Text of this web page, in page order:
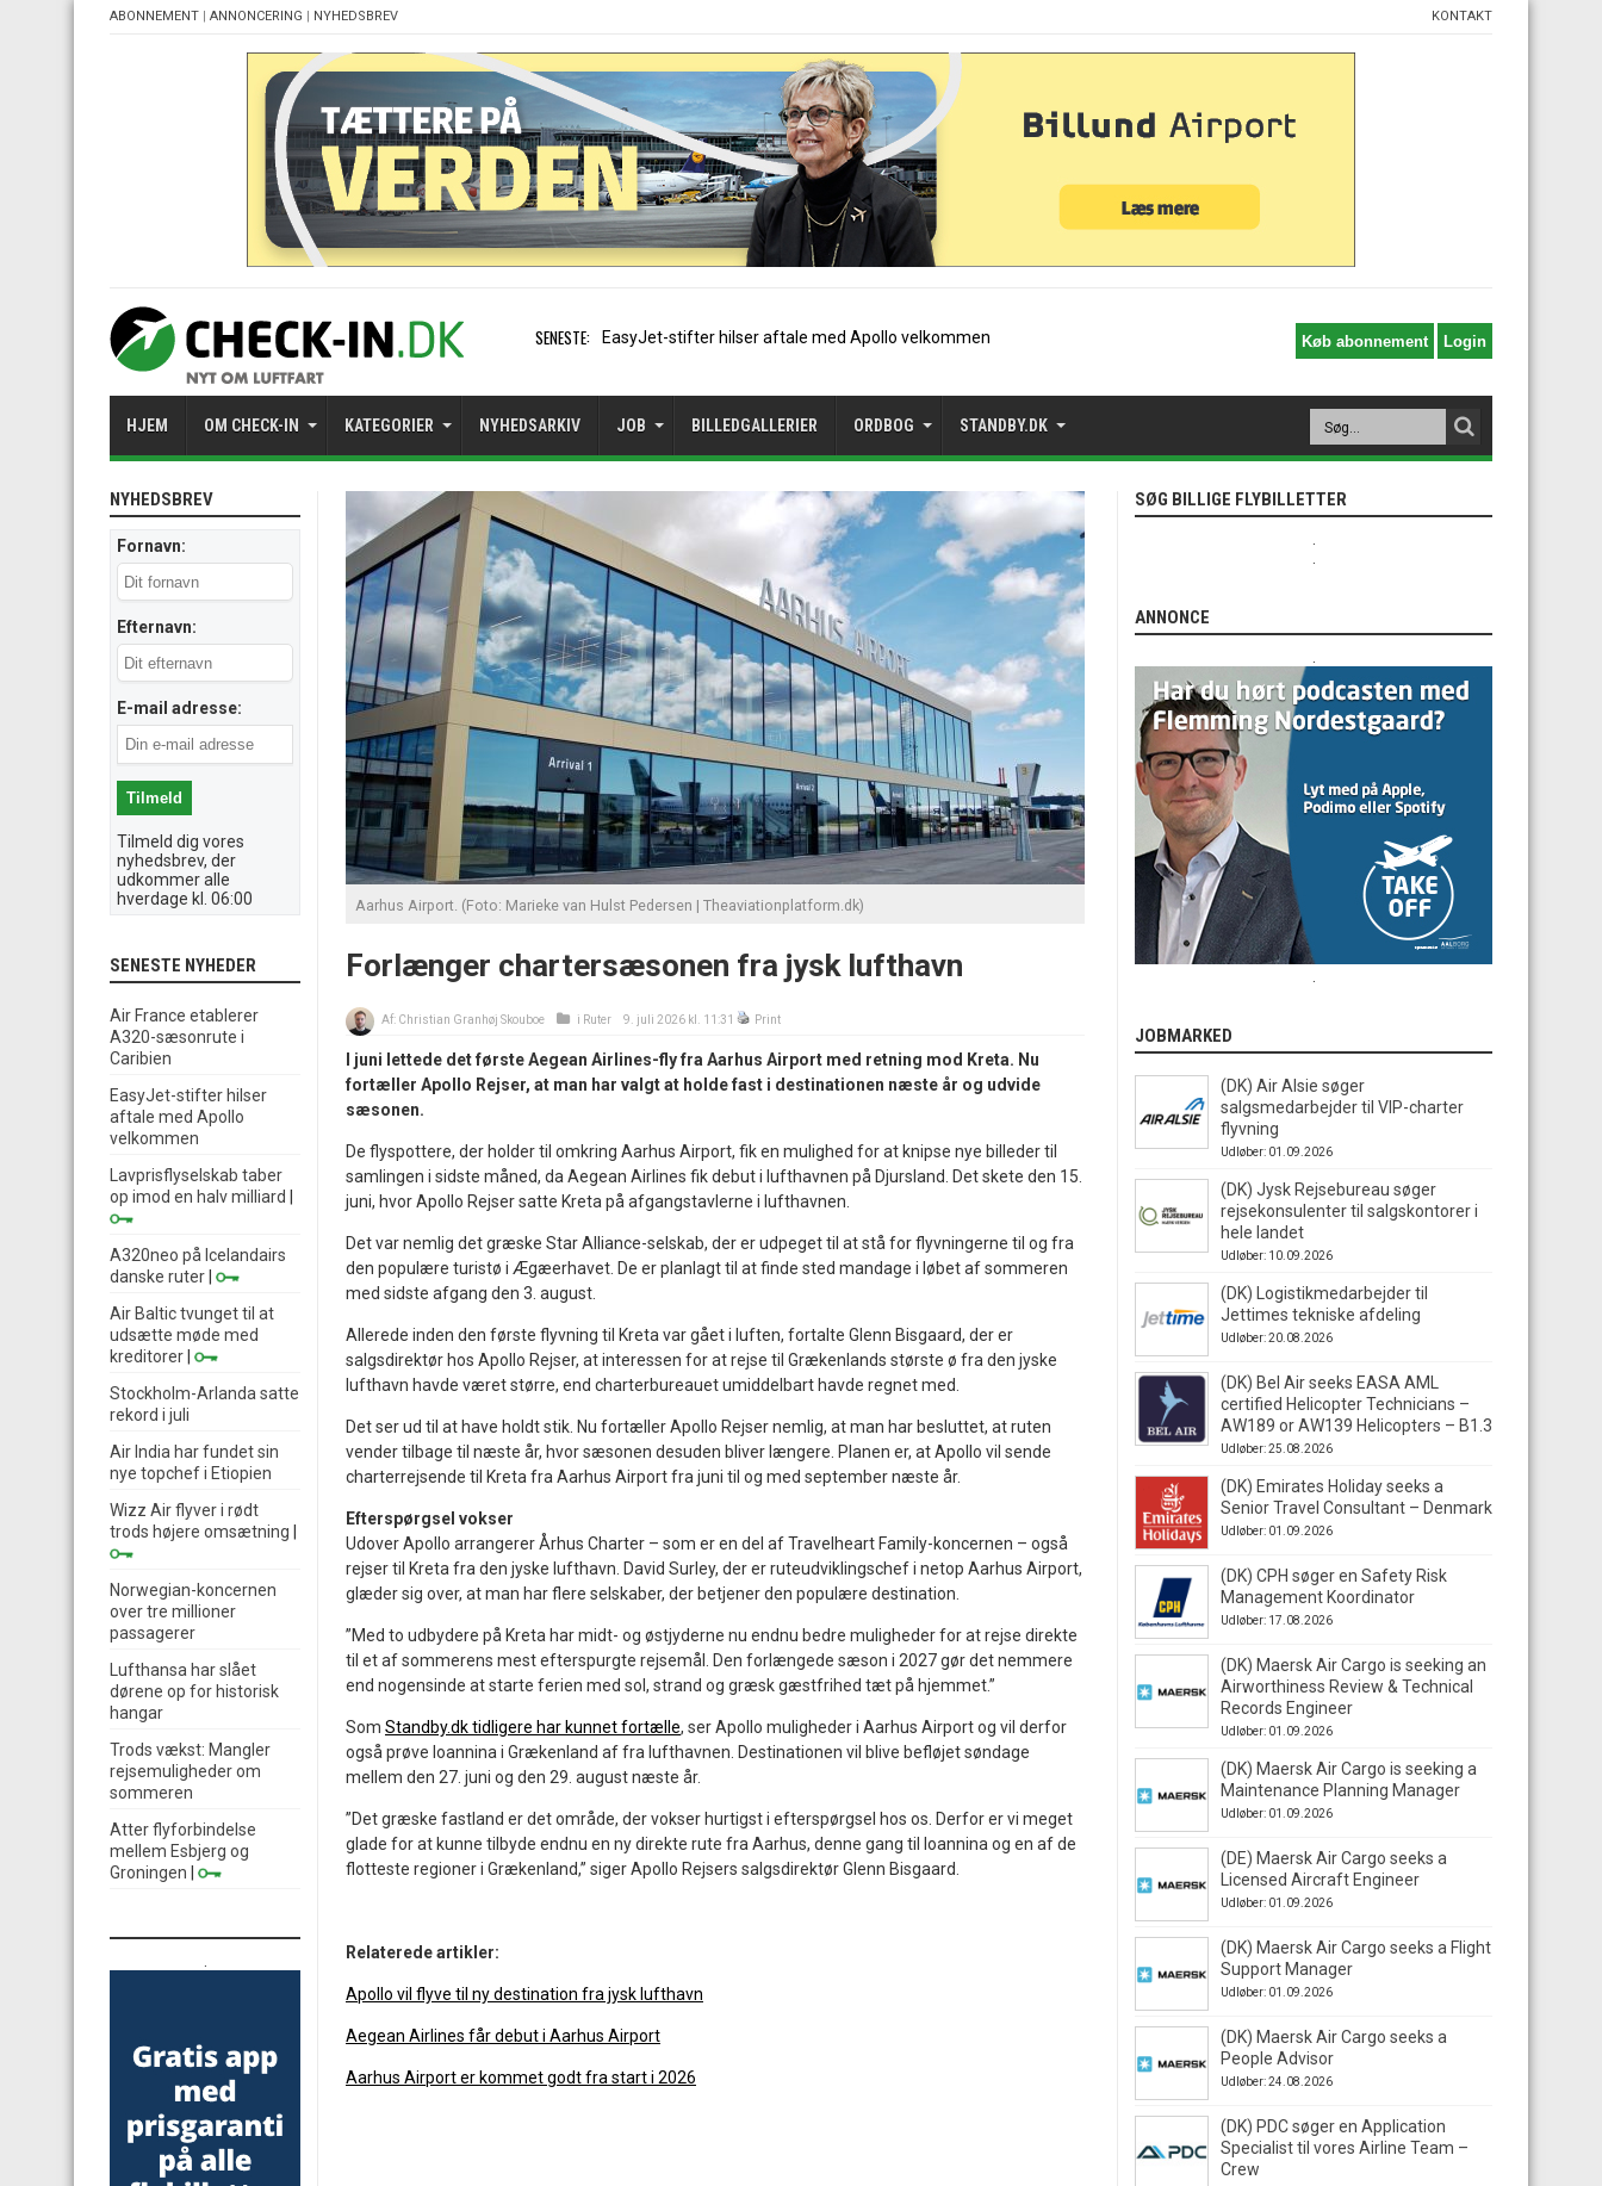
ABONNEMENT | ANNONCERING | NYHEDSBREV KONTAKT
SENESTE: Air France etablerer A320-s
HJEM OM CHECK-IN KATEGORIER NYHEDSARKIV JOB BILLEDGALLERIER ORDBOG STANDBY.DK
Aarhus Airport. (Foto: Marieke van Hulst Pedersen | Theaviationplatform.dk)
Forlænger chartersæsonen fra jysk lufthavn
Af: Christian Granhøj Skouboe i Ruter 9. juli 2026 kl. 11:31 Print
I juni lettede det første Aegean Airlines-fly fra Aarhus Airport med retning mod Kreta. Nu
fortæller Apollo Rejser, at man har valgt at holde fast i destinationen næste år og udvide
sæsonen.
De flyspottere, der holder til omkring Aarhus Airport, fik en mulighed for at knipse nye billeder til
samlingen i sidste måned, da Aegean Airlines fik debut i lufthavnen på Djursland. Det skete den 15.
juni, hvor Apollo Rejser satte Kreta på afgangstavlerne i lufthavnen.
Det var nemlig det græske Star Alliance-selskab, der er udpeget til at stå for flyvningerne til og fra
den populære turistø i Ægæerhavet. De er planlagt til at finde sted mandage i løbet af sommeren
med sidste afgang den 3. august.
Allerede inden den første flyvning til Kreta var gået i luften, fortalte Glenn Bisgaard, der er
salgsdirektør hos Apollo Rejser, at interessen for at rejse til Grækenlands største ø fra den jyske
lufthavn havde været større, end charterbureauet umiddelbart havde regnet med.
Det ser ud til at have holdt stik. Nu fortæller Apollo Rejser nemlig, at man har besluttet, at ruten
vender tilbage til næste år, hvor sæsonen desuden bliver længere. Planen er, at Apollo vil sende
charterrejsende til Kreta fra Aarhus Airport fra juni til og med september næste år.
Efterspørgsel vokser
Udover Apollo arrangerer Århus Charter – som er en del af Travelheart Family-koncernen – også
rejser til Kreta fra den jyske lufthavn. David Surley, der er ruteudviklingschef i netop Aarhus Airport,
glæder sig over, at man har flere selskaber, der betjener den populære destination.
”Med to udbydere på Kreta har midt- og østjyderne nu endnu bedre muligheder for at rejse direkte
til et af sommerens mest efterspurgte rejsemål. Den forlængede sæson i 2027 gør det nemmere
end nogensinde at starte ferien med sol, strand og græsk gæstfrihed tæt på hjemmet.”
Som Standby.dk tidligere har kunnet fortælle, ser Apollo muligheder i Aarhus Airport og vil derfor
også prøve Ioannina i Grækenland af fra lufthavnen. Destinationen vil blive befløjet søndage
mellem den 27. juni og den 29. august næste år.
”Det græske fastland er det område, der vokser hurtigst i efterspørgsel hos os. Derfor er vi meget
glade for at kunne tilbyde endnu en ny direkte rute fra Aarhus, denne gang til Ioannina og en af de
flotteste regioner i Grækenland,” siger Apollo Rejsers salgsdirektør Glenn Bisgaard.
Relaterede artikler:
Apollo vil flyve til ny destination fra jysk lufthavn
Aegean Airlines får debut i Aarhus Airport
Aarhus Airport er kommet godt fra start i 2026
NYHEDSBREV
Fornavn:
Efternavn:
E-mail adresse:
Tilmeld dig vores
nyhedsbrev, der
udkommer alle
hverdage kl. 06:00
SENESTE NYHEDER
Air France etablerer
A320-sæsonrute i
Caribien
EasyJet-stifter hilser
aftale med Apollo
velkommen
Lavprisflyselskab taber
op imod en halv milliard
A320neo på Icelandairs
danske ruter
Air Baltic tvunget til at
udsætte møde med
kreditorer
Stockholm-Arlanda satte
rekord i juli
Air India har fundet sin
nye topchef i Etiopien
Wizz Air flyver i rødt
trods højere omsætning
Norwegian-koncernen
over tre millioner
passagerer
Lufthansa har slået
dørene op for historisk
hangar
Trods vækst: Mangler
rejsemuligheder om
sommeren
Atter flyforbindelse
mellem Esbjerg og
Groningen
SØG BILLIGE FLYBILLETTER
ANNONCE
JOBMARKED
(DK) Air Alsie søger
salgsmedarbejder til VIP-charter
flyvning
Udløber: 01.09.2026
(DK) Jysk Rejsebureau søger
rejsekonsulenter til salgskontorer i
hele landet
Udløber: 10.09.2026
(DK) Logistikmedarbejder til
Jettimes tekniske afdeling
Udløber: 20.08.2026
(DK) Bel Air seeks EASA AML
certified Helicopter Technicians –
AW189 or AW139 Helicopters – B1.3
Udløber: 25.08.2026
(DK) Emirates Holiday seeks a
Senior Travel Consultant – Denmark
Udløber: 01.09.2026
(DK) CPH søger en Safety Risk
Management Koordinator
Udløber: 17.08.2026
(DK) Maersk Air Cargo is seeking an
Airworthiness Review & Technical
Records Engineer
Udløber: 01.09.2026
(DK) Maersk Air Cargo is seeking a
Maintenance Planning Manager
Udløber: 01.09.2026
(DE) Maersk Air Cargo seeks a
Licensed Aircraft Engineer
Udløber: 01.09.2026
(DK) Maersk Air Cargo seeks a Flight
Support Manager
Udløber: 01.09.2026
(DK) Maersk Air Cargo seeks a
People Advisor
Udløber: 24.08.2026
(DK) PDC søger en Application
Specialist til vores Airline Team –
Crew